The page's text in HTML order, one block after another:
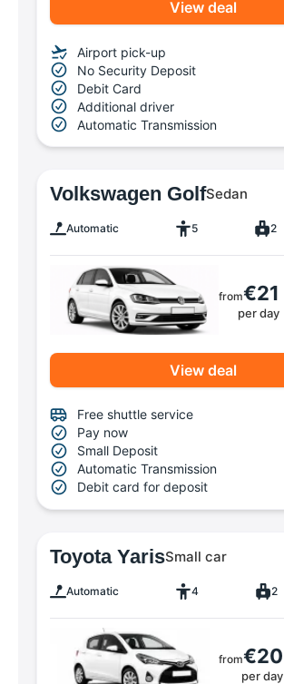
View deal
Airport pick-up
No Security Deposit
Debit Card
Additional driver
Automatic Transmission
Volkswagen GolfSedan
Automatic 5 2
from€21
per day
View deal
Free shuttle service
Pay now
Small Deposit
Automatic Transmission
Debit card for deposit
Toyota YarisSmall car
Automatic 4 2
from€20
per day